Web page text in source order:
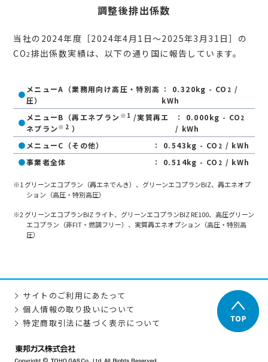
調整後排出係数
当社の2024年度［2024年4月1日～2025年3月31日］の
CO2排出係数実績は、以下の通り国に報告しています。
●
メニューA（業務用向け高圧・特別高
圧）
： 0.320kg - CO 2 /
kWh
●
メニューB（再エネプラン ※1 /実質再エ
ネプラン※2 ）
： 0.000kg - CO 2
/ kWh
● メニューC（その他） ： 0.543kg - CO 2 / kWh
●事業者全体 ： 0.514kg - CO 2 / kWh
※1 グリーンエコプラン（再エネでんき）、グリーンエコプランBIZ、再エネオプ
ション（高圧・特別高圧）
※2 グリーンエコプランBIZ ライト、グリーンエコプランBIZ RE100、高圧グリーン
エコプラン（非FIT・燃調フリー）、実質再エネオプション（高圧・特別高
圧）
サイトのご利用にあたって
個人情報の取り扱いについて
特定商取引法に基づく表示について